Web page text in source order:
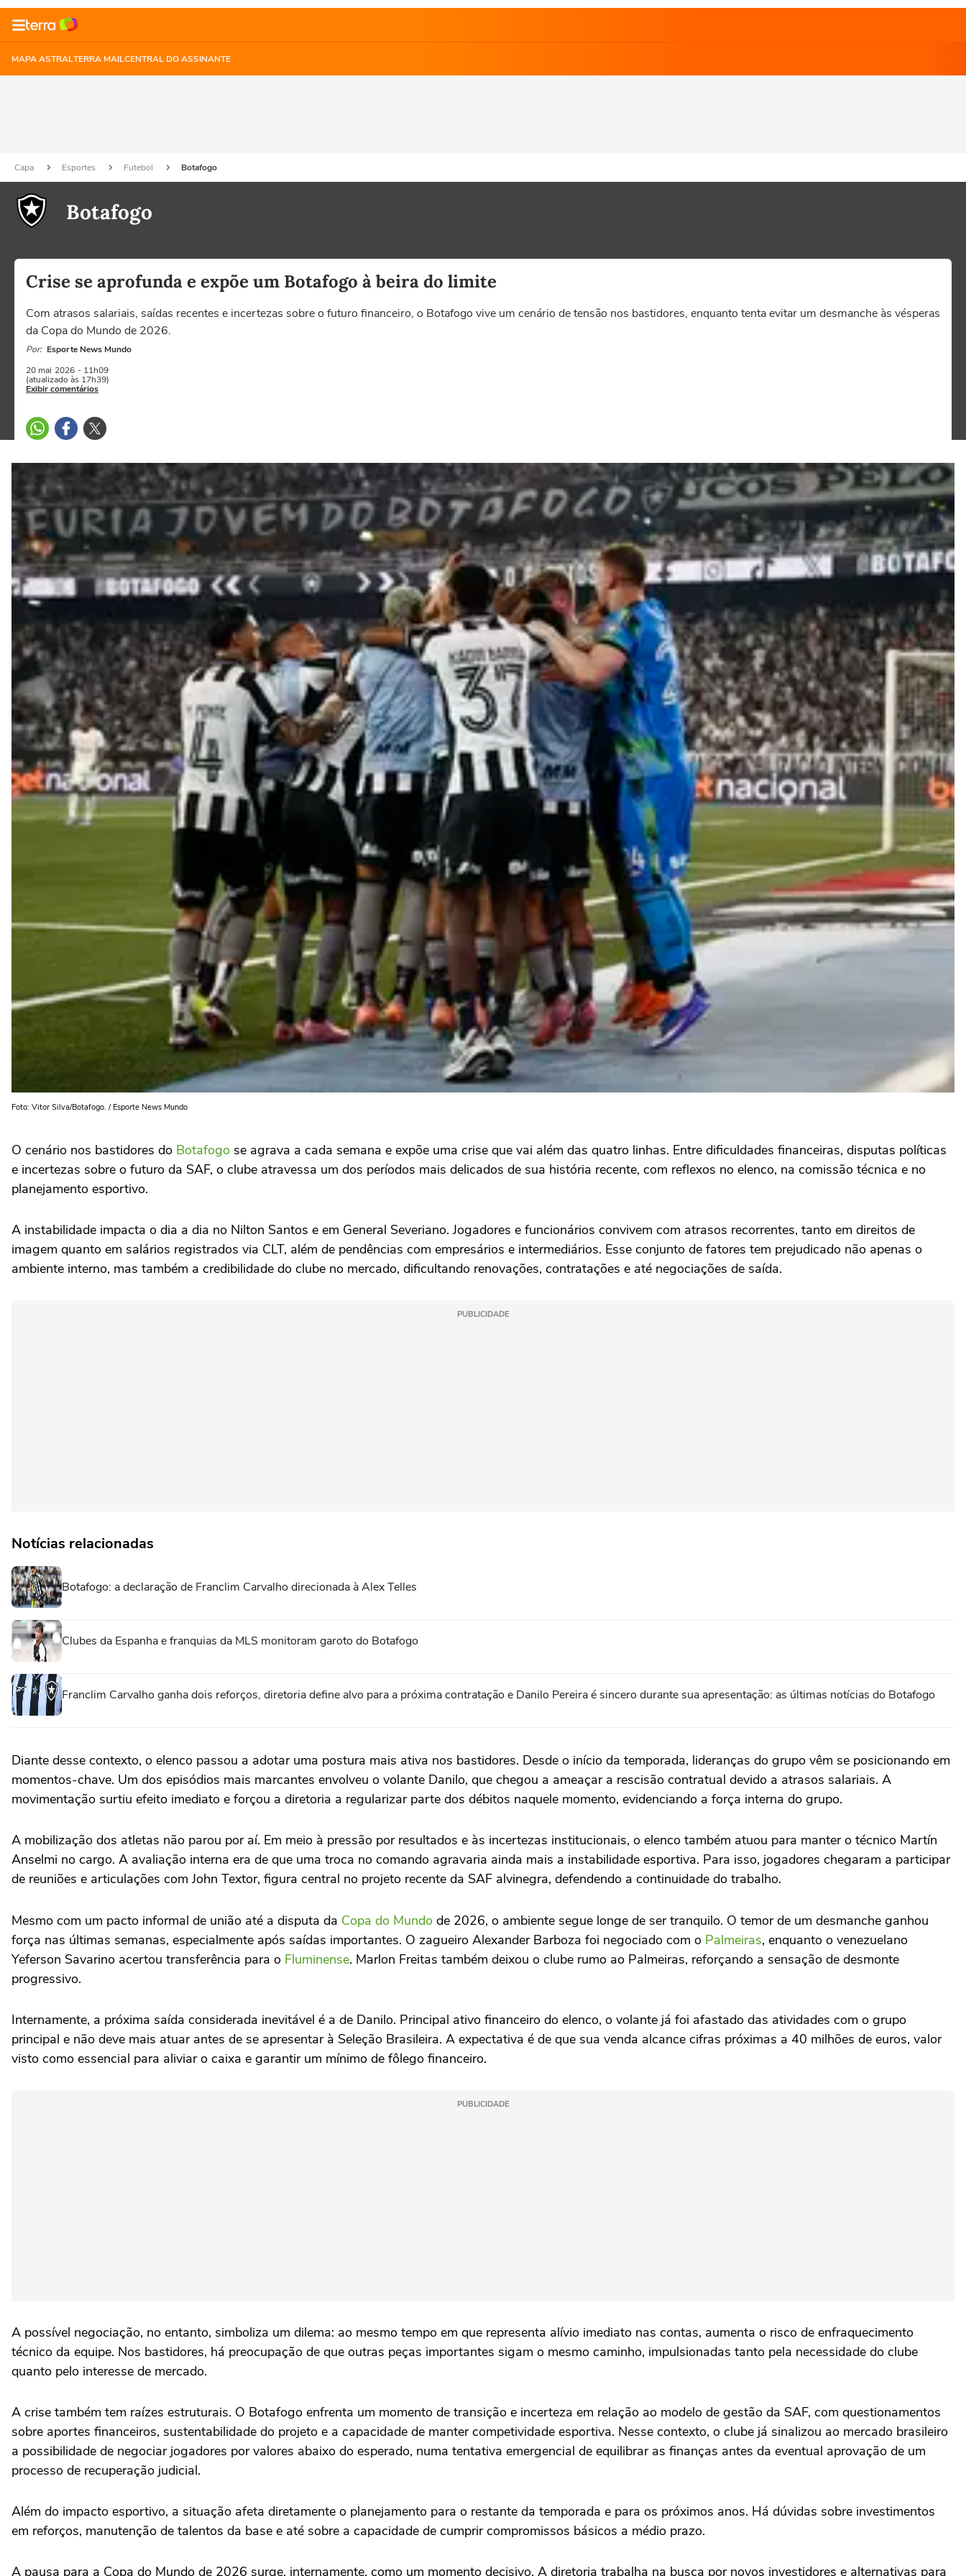
MAPA ASTRALTERRA MAILCENTRAL DO ASSINANTE
Capa Esportes Futebol Botafogo
Botafogo
Crise se aprofunda e expõe um Botafogo à beira do limite
Com atrasos salariais, saídas recentes e incertezas sobre o futuro financeiro, o Botafogo vive um cenário de tensão nos bastidores, enquanto tenta evitar um desmanche às vésperas
da Copa do Mundo de 2026.
Por: Esporte News Mundo
20 mai 2026 - 11h09
(atualizado às 17h39)
Exibir comentários
Foto: Vitor Silva/Botafogo. / Esporte News Mundo
O cenário nos bastidores do Botafogo se agrava a cada semana e expõe uma crise que vai além das quatro linhas. Entre dificuldades financeiras, disputas políticas
e incertezas sobre o futuro da SAF, o clube atravessa um dos períodos mais delicados de sua história recente, com reflexos no elenco, na comissão técnica e no
planejamento esportivo.
A instabilidade impacta o dia a dia no Nilton Santos e em General Severiano. Jogadores e funcionários convivem com atrasos recorrentes, tanto em direitos de
imagem quanto em salários registrados via CLT, além de pendências com empresários e intermediários. Esse conjunto de fatores tem prejudicado não apenas o
ambiente interno, mas também a credibilidade do clube no mercado, dificultando renovações, contratações e até negociações de saída.
PUBLICIDADE
Notícias relacionadas
Botafogo: a declaração de Franclim Carvalho direcionada à Alex Telles
Clubes da Espanha e franquias da MLS monitoram garoto do Botafogo
Franclim Carvalho ganha dois reforços, diretoria define alvo para a próxima contratação e Danilo Pereira é sincero durante sua apresentação: as últimas notícias do Botafogo
Diante desse contexto, o elenco passou a adotar uma postura mais ativa nos bastidores. Desde o início da temporada, lideranças do grupo vêm se posicionando em
momentos-chave. Um dos episódios mais marcantes envolveu o volante Danilo, que chegou a ameaçar a rescisão contratual devido a atrasos salariais. A
movimentação surtiu efeito imediato e forçou a diretoria a regularizar parte dos débitos naquele momento, evidenciando a força interna do grupo.
A mobilização dos atletas não parou por aí. Em meio à pressão por resultados e às incertezas institucionais, o elenco também atuou para manter o técnico Martín
Anselmi no cargo. A avaliação interna era de que uma troca no comando agravaria ainda mais a instabilidade esportiva. Para isso, jogadores chegaram a participar
de reuniões e articulações com John Textor, figura central no projeto recente da SAF alvinegra, defendendo a continuidade do trabalho.
Mesmo com um pacto informal de união até a disputa da Copa do Mundo de 2026, o ambiente segue longe de ser tranquilo. O temor de um desmanche ganhou
força nas últimas semanas, especialmente após saídas importantes. O zagueiro Alexander Barboza foi negociado com o Palmeiras, enquanto o venezuelano
Yeferson Savarino acertou transferência para o Fluminense. Marlon Freitas também deixou o clube rumo ao Palmeiras, reforçando a sensação de desmonte
progressivo.
Internamente, a próxima saída considerada inevitável é a de Danilo. Principal ativo financeiro do elenco, o volante já foi afastado das atividades com o grupo
principal e não deve mais atuar antes de se apresentar à Seleção Brasileira. A expectativa é de que sua venda alcance cifras próximas a 40 milhões de euros, valor
visto como essencial para aliviar o caixa e garantir um mínimo de fôlego financeiro.
PUBLICIDADE
A possível negociação, no entanto, simboliza um dilema: ao mesmo tempo em que representa alívio imediato nas contas, aumenta o risco de enfraquecimento
técnico da equipe. Nos bastidores, há preocupação de que outras peças importantes sigam o mesmo caminho, impulsionadas tanto pela necessidade do clube
quanto pelo interesse de mercado.
A crise também tem raízes estruturais. O Botafogo enfrenta um momento de transição e incerteza em relação ao modelo de gestão da SAF, com questionamentos
sobre aportes financeiros, sustentabilidade do projeto e a capacidade de manter competividade esportiva. Nesse contexto, o clube já sinalizou ao mercado brasileiro
a possibilidade de negociar jogadores por valores abaixo do esperado, numa tentativa emergencial de equilibrar as finanças antes da eventual aprovação de um
processo de recuperação judicial.
Além do impacto esportivo, a situação afeta diretamente o planejamento para o restante da temporada e para os próximos anos. Há dúvidas sobre investimentos
em reforços, manutenção de talentos da base e até sobre a capacidade de cumprir compromissos básicos a médio prazo.
A pausa para a Copa do Mundo de 2026 surge, internamente, como um momento decisivo. A diretoria trabalha na busca por novos investidores e alternativas para